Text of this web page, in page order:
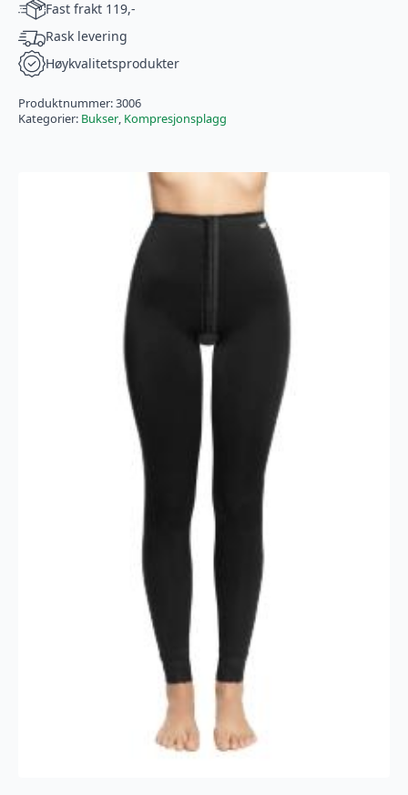
antallFast frakt 119,-
Rask levering
Høykvalitetsprodukter
Produktnummer:3006
Kategorier: Bukser, Kompresjonsplagg